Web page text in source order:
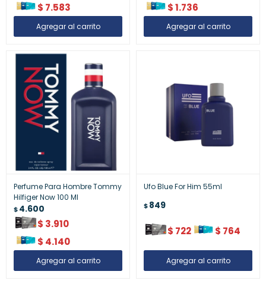
$ 7.583
$1.736
Perfume Para Hombre Tommy
Hilfiger Now 100 Ml
$4.600
$ 3.910
$ 4.140
Ufo Blue For Him 55ml
$849
$ 722 $ 764